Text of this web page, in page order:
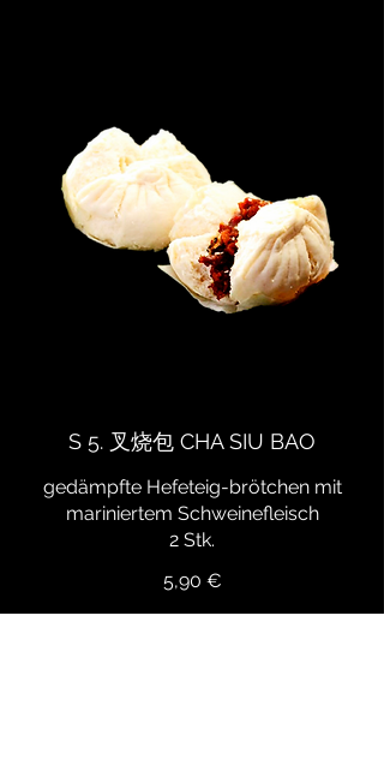
S 5. 叉烧包 CHA SIU BAO
gedämpfte Hefeteig-brötchen mit
mariniertem Schweinefleisch
2 Stk.
5,90 €